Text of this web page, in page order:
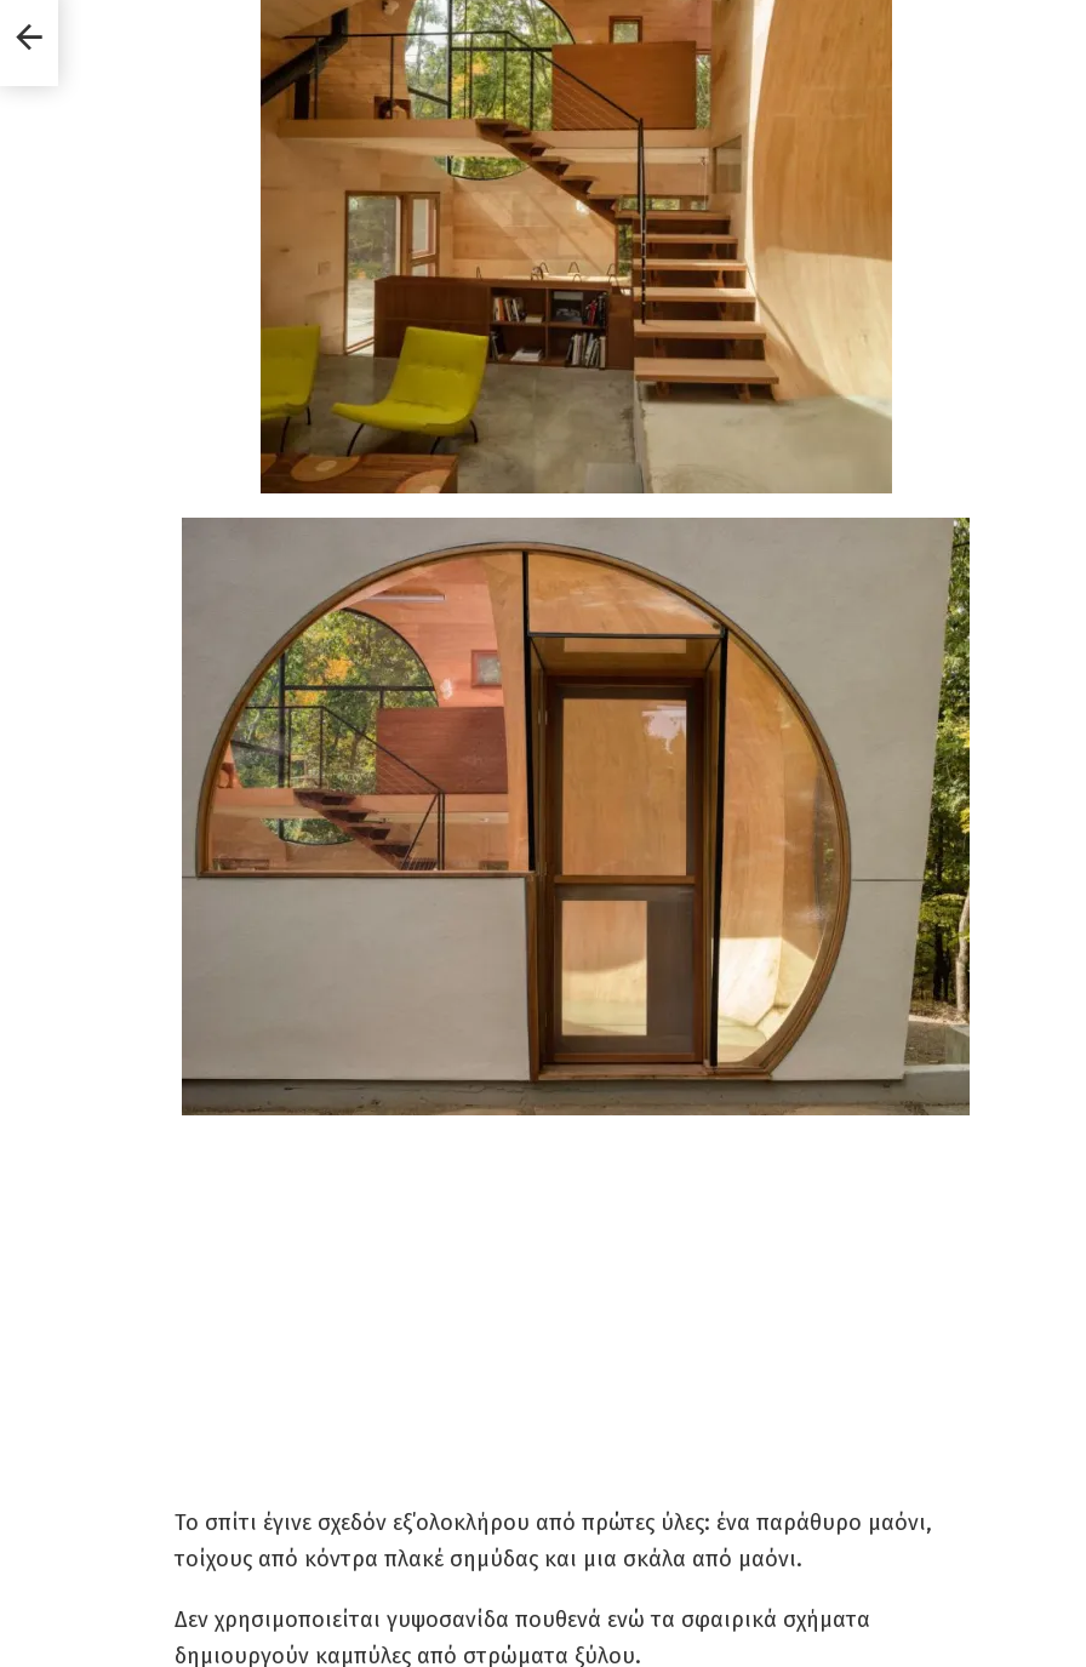
Το σπίτι έγινε σχεδόν εξ΄ολοκλήρου από πρώτες ύλες: ένα παράθυρο μαόνι,
τοίχους από κόντρα πλακέ σημύδας και μια σκάλα από μαόνι.
Δεν χρησιμοποιείται γυψοσανίδα πουθενά ενώ τα σφαιρικά σχήματα
δημιουργούν καμπύλες από στρώματα ξύλου.